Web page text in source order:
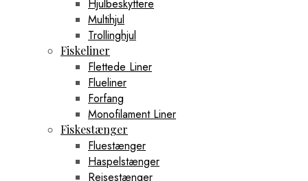
Hjulbeskyttere
Multihjul
Trollinghjul
Fiskeliner
Flettede Liner
Flueliner
Forfang
Monofilament Liner
Fiskestænger
Fluestænger
Haspelstænger
Rejsestænger